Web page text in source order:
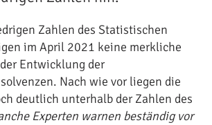
Zahlen des Statistischen
im April 2021 keine merkliche
Entwicklung der
Nach wie vor liegen die
deutlich unterhalb der Zahlen des
Experten warnen beständig vor